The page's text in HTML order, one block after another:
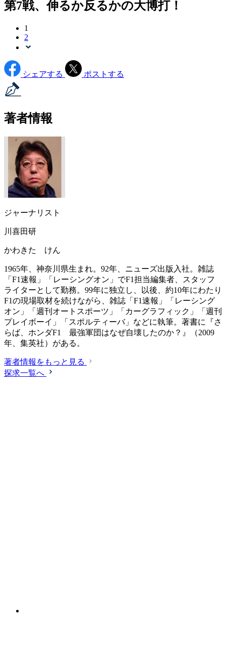
第7戦、伸るか反るかの大博打！
1
2
シェアする ポストする
著者情報
ジャーナリスト
川喜田研
かわきた けん
1965年、神奈川県生まれ。92年、ニューズ出版入社。雑誌
「F1速報」「レーシングオン」でF1担当編集者、スタッフ
ライターとして勤務。99年に独立し、以後、約10年にわたり
F1の現場取材を続けながら、雑誌「F1速報」「レーシング
オン」「週刊オートスポーツ」「カーグラフィック」「週刊
プレイボーイ」「スポルティーバ」などに執筆。著書に『さ
らば、ホンダF1 最強軍団はなぜ自壊したのか？』（2009
年、集英社）がある。
著者情報をもっと見る
探求一覧へ